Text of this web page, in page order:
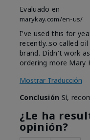
Evaluado en
marykay.com/en-us/
I've used this for
recently..so called
brand. Didn't work
ordering more Mary
Mostrar Traducción
Conclusión Sí,
¿Le ha
opinión?